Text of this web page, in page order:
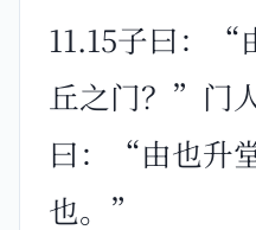
11.15子曰：
丘之门？”门
曰：“由也升
也。”